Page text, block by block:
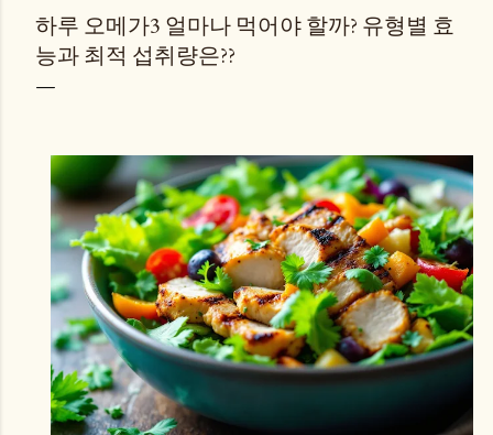
하루 오메가3 얼마나 먹어야 할까? 유형별 효
능과 최적 섭취량은??